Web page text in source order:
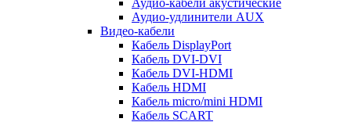
Аудио-удлинители AUX
Видео-кабели
Кабель DisplayPort
Кабель DVI-DVI
Кабель DVI-HDMI
Кабель HDMI
Кабель micro/mini HDMI
Кабель SCART